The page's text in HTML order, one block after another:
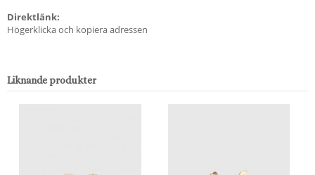
Direktlänk:
Högerklicka och kopiera adressen
Liknande produkter